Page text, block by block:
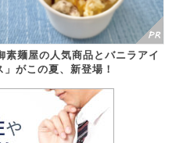
素麺屋の人気商品とバニラアイ
がこの夏、新登場！